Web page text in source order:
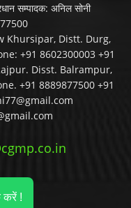
सम्पादक: अनिल सोनी
Khursipar, Distt. Durg,
+91 8602300003 +91
Disst. Balrampur,
+91 8889877500 +91
करें !